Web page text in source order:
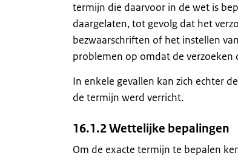
termijn die daarvoor in de wet is
daargelaten, tot gevolg dat het
bezwaarschriften of het instellen
problemen op omdat de
In enkele gevallen kan zich echter
de termijn werd verricht.
16.1.2 Wettelijke bepalingen
Om de exacte termijn te bepalen